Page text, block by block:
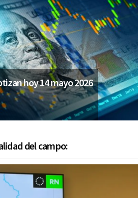
hoy 14 mayo 2026
del campo: